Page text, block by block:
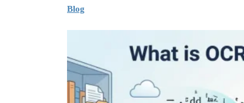
Blog